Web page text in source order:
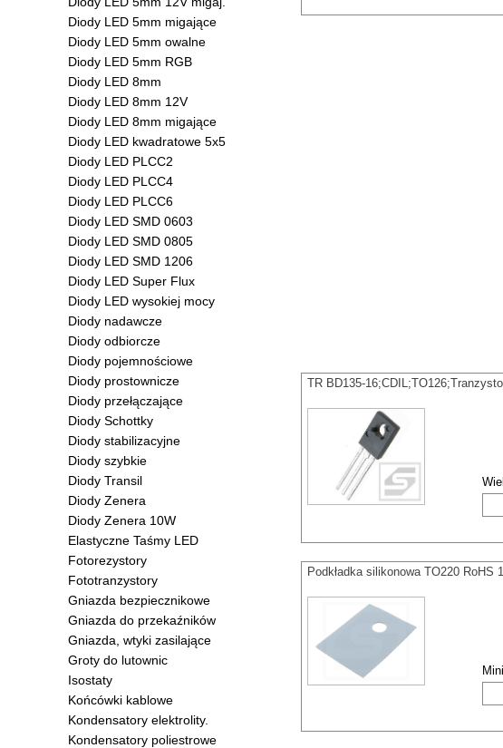
Diody LED 5mm migające
Diody LED 5mm owalne
Diody LED 5mm RGB
Diody LED 8mm
Diody LED 8mm 12V
Diody LED 8mm migające
Diody LED kwadratowe 5x5
Diody LED PLCC2
Diody LED PLCC4
Diody LED PLCC6
Diody LED SMD 0603
Diody LED SMD 0805
Diody LED SMD 1206
Diody LED Super Flux
Diody LED wysokiej mocy
Diody nadawcze
Diody odbiorcze
Diody pojemnościowe
Diody prostownicze
Diody przełączające
Diody Schottky
Diody stabilizacyjne
Diody szybkie
Diody Transil
Diody Zenera
Diody Zenera 10W
Elastyczne Taśmy LED
Fotorezystory
Fototranzystory
Gniazda bezpiecznikowe
Gniazda do przekaźników
Gniazda, wtyki zasilające
Groty do lutownic
Isostaty
Końcówki kablowe
Kondensatory elektrolity.
Kondensatory poliestrowe
TR BD135-
Podkładka silikonowa TO220 RoHS